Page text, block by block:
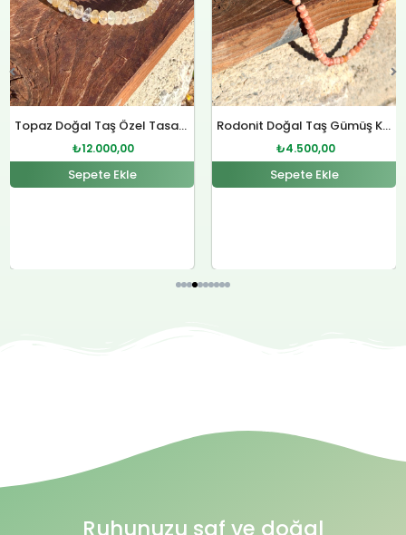
Rodonit Doğal Taş Gümüş Kolye
₺4.500,00
Sepete Ekle
Sitrin Doğal Taş Özel Tasarım Gümüş Kolye
₺12.000,00
Sepete Ekle
Ruhunuzu saf ve doğal